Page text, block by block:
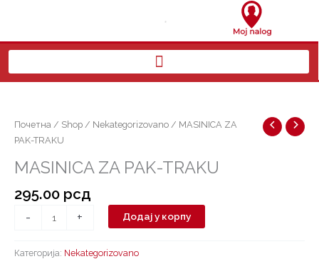
Почетна / Shop / Nekategorizovano / MASINICA ZA
PAK-TRAKU
MASINICA ZA PAK-TRAKU
295.00 рсд
-
PAK-
TRAKU
+ Додај у корпу
Категорија: Nekategorizovano